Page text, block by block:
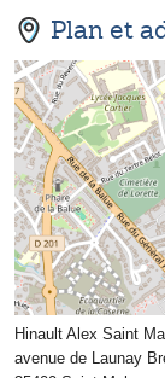
Plan et
Hinault Alex Saint
avenue de Launay